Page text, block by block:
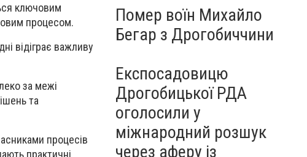
ключовим
процесом.
відіграє важливу
за межі
та
процесів
Помер воїн Михайло
Бегар з Дрогобиччини
Експосадовицю
Дрогобицької РДА
оголосили у
міжнародний розшук
через аферу із